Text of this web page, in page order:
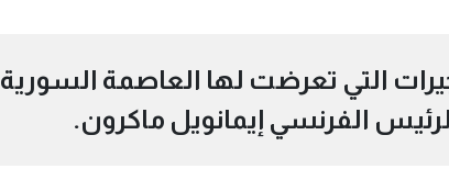
التي تعرضت لها العاصمة السورية
الفرنسي إيمانويل ماكرون.